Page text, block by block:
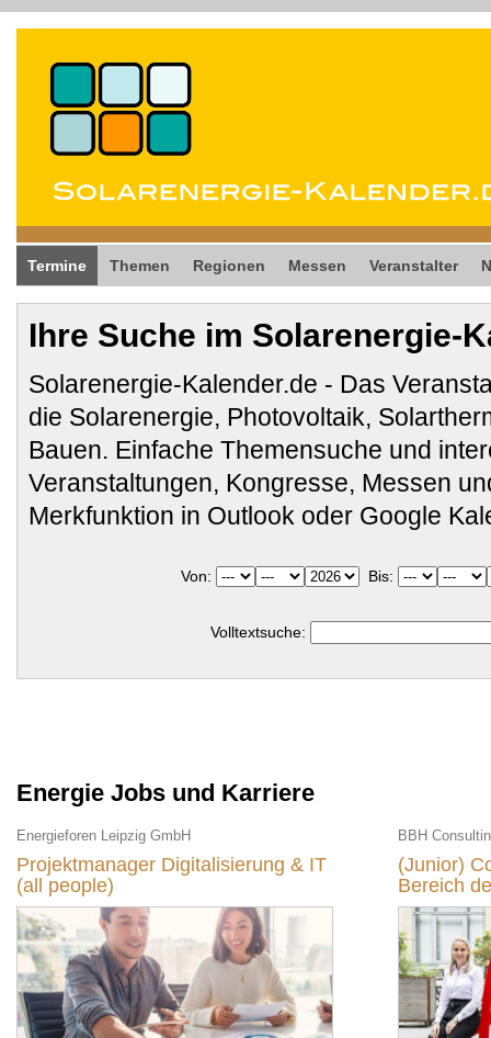
Termine Themen Regionen Messen Veranstalter
Ihre Suche im Solarenergie-
Solarenergie-Kalender.de - Das
die Solarenergie, Photovoltaik,
Bauen. Einfache Themensuche und
Veranstaltungen, Kongresse, Messen
Merkfunktion in Outlook oder Google
Von: Bis:
Volltextsuche:
Energie Jobs und Karriere
Energieforen Leipzig GmbH
Projektmanager Digitalisierung & IT
(all people)
BBH
(Junior)
Bereich